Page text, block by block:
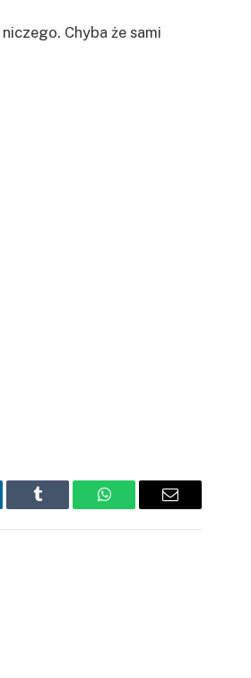
Chyba że sami
Tumblr WhatsAppEmail